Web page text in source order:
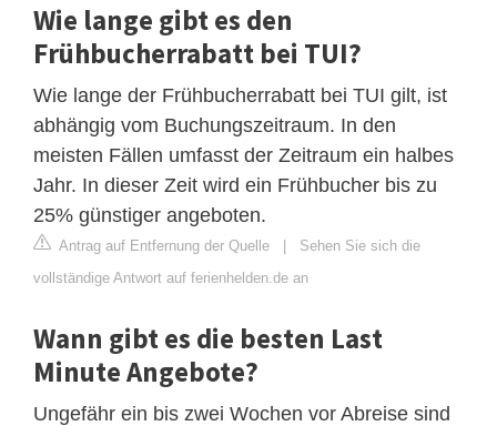
Wie lange gibt es den
Frühbucherrabatt bei TUI?
Wie lange der Frühbucherrabatt bei TUI gilt, ist
abhängig vom Buchungszeitraum. In den
meisten Fällen umfasst der Zeitraum ein halbes
Jahr. In dieser Zeit wird ein Frühbucher bis zu
25% günstiger angeboten.
Antrag auf Entfernung der Quelle | Sehen Sie sich die
vollständige Antwort auf ferienhelden.de an
Wann gibt es die besten Last
Minute Angebote?
Ungefähr ein bis zwei Wochen vor Abreise sind